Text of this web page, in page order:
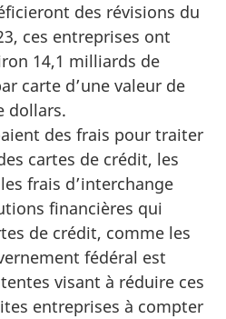
des révisions du
ces entreprises ont
14,1 milliards de
carte d’une valeur de
dollars.
des frais pour traiter
cartes de crédit, les
frais d’interchange
financières qui
de crédit, comme les
fédéral est
visant à réduire ces
entreprises à compter